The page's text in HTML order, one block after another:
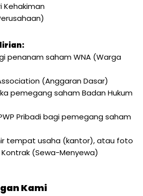
Kehakiman
penanam saham WNA (Warga
(Anggaran Dasar)
pemegang saham Badan Hukum
Pribadi bagi pemegang saham
tempat usaha (kantor), atau foto
(Sewa-Menyewa)
Kami